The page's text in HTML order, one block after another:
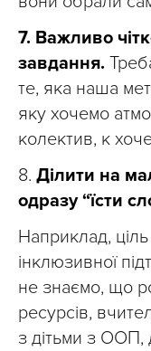
7. Важливо
завдання.
те, яка наша
яку хочемо
колектив, к
8. Ділити на
одразу “їсти
Наприклад,
інклюзивної
не знаємо, що
ресурсів,
з дітьми з ООП,